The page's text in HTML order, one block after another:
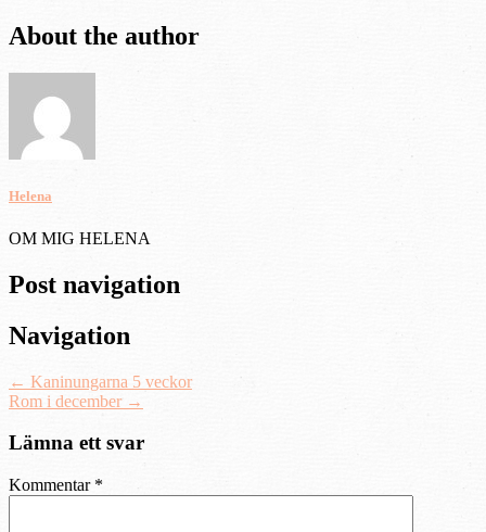
About the author
Helena
OM MIG HELENA
Post navigation
Navigation
← Kaninungarna 5 veckor
Rom i december →
Lämna ett svar
Kommentar *